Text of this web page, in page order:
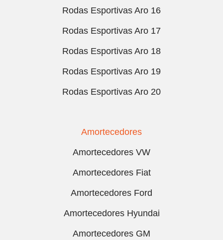
Rodas Esportivas Aro 16
Rodas Esportivas Aro 17
Rodas Esportivas Aro 18
Rodas Esportivas Aro 19
Rodas Esportivas Aro 20
Amortecedores
Amortecedores VW
Amortecedores Fiat
Amortecedores Ford
Amortecedores Hyundai
Amortecedores GM